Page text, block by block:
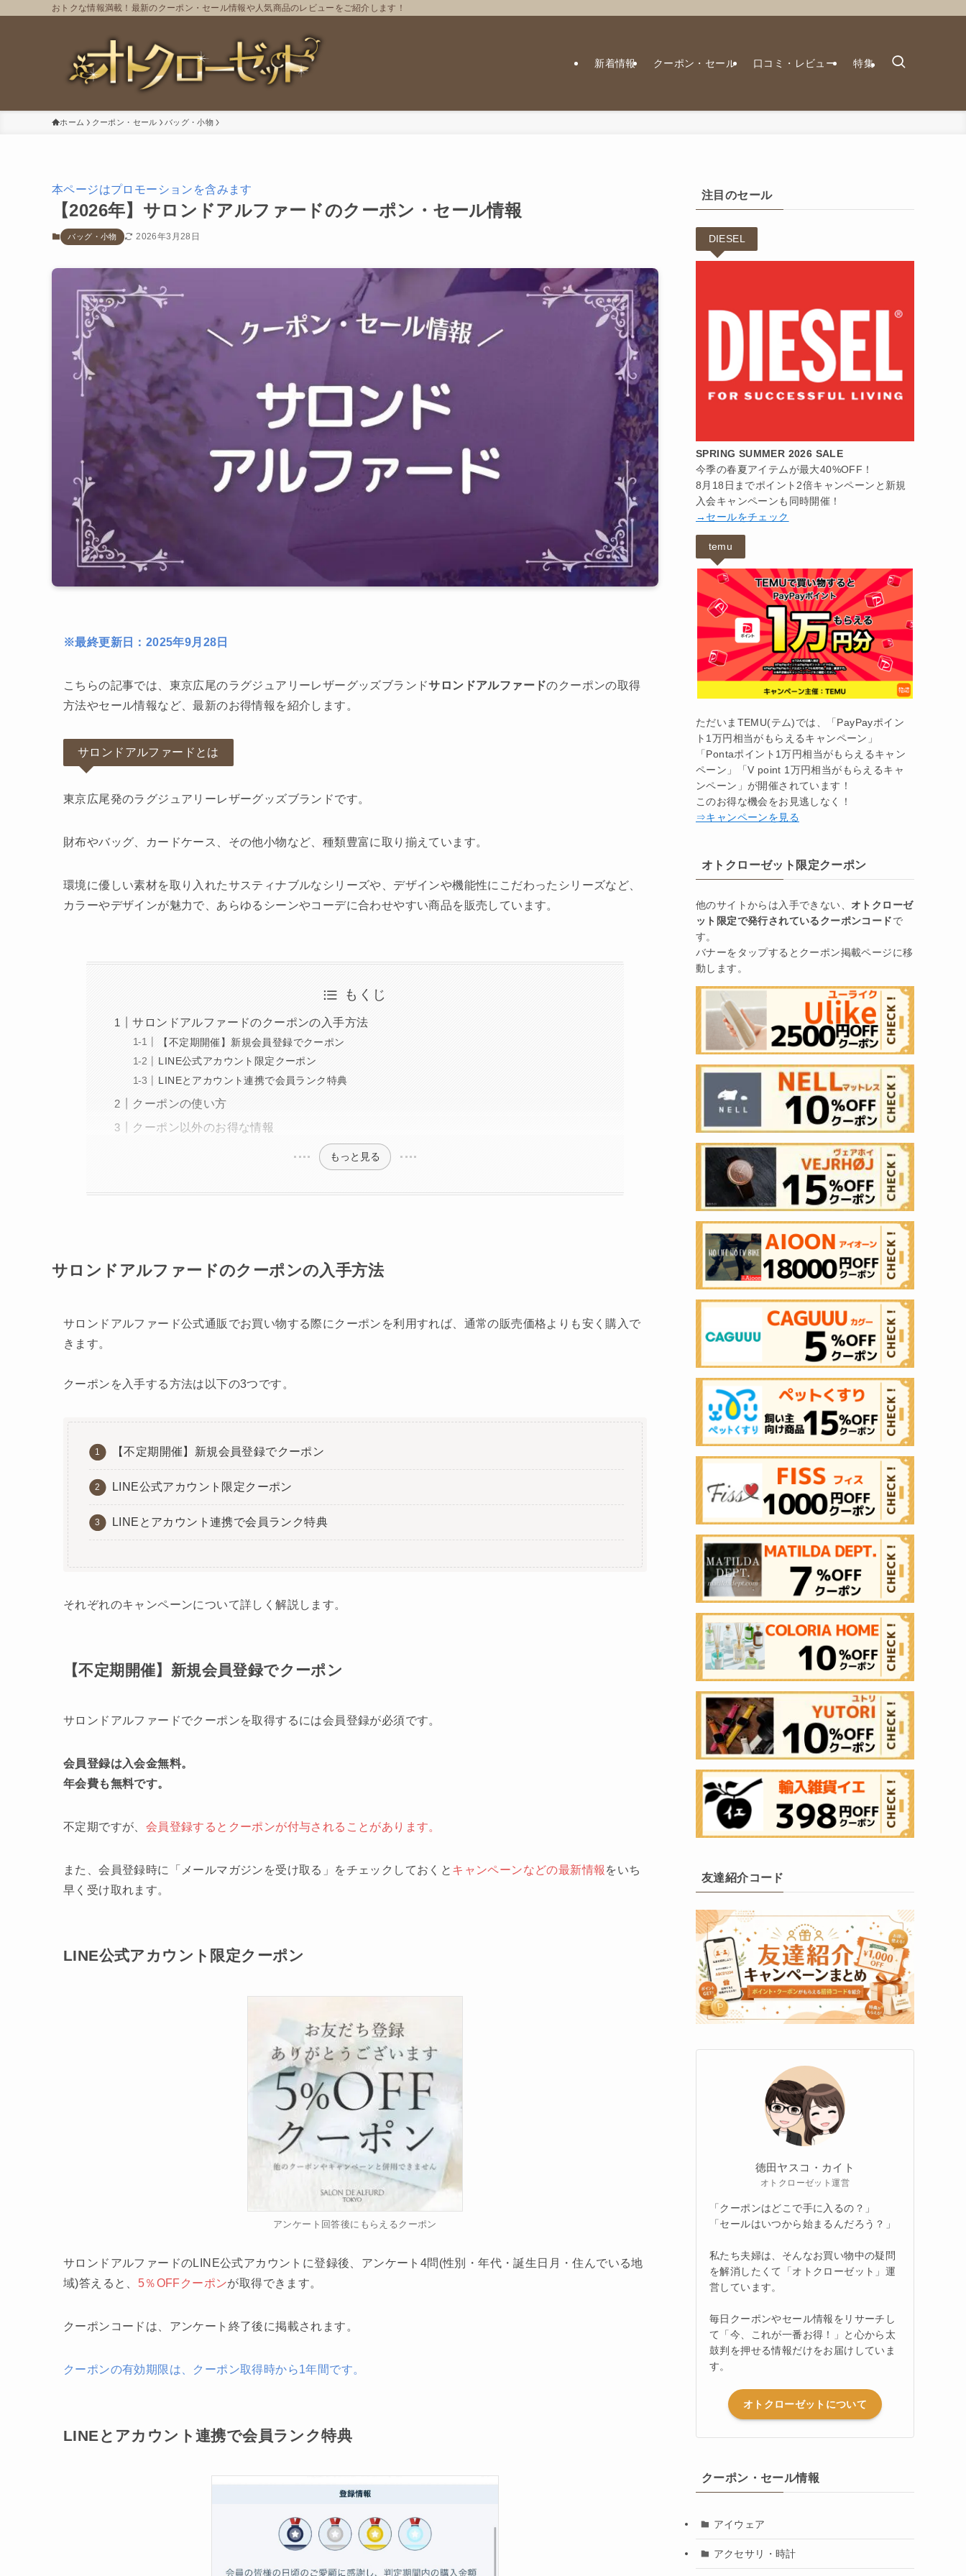
おトクな情報満載！最新のクーポン・セール情報や人気商品のレビューをご紹介します！
新着情報 クーポン・セール 口コミ・レビュー 特集
ホーム クーポン・セール バッグ・小物
本ページはプロモーションを含みます
【2026年】サロンドアルファードのクーポン・セール情報
バッグ・小物 2026年3月28日
※最終更新日：2025年9月28日
こちらの記事では、東京広尾のラグジュアリーレザーグッズブランドサロンドアルファードのクーポンの取得
方法やセール情報など、最新のお得情報を紹介します。
サロンドアルファードとは
東京広尾発のラグジュアリーレザーグッズブランドです。
財布やバッグ、カードケース、その他小物など、種類豊富に取り揃えています。
環境に優しい素材を取り入れたサスティナブルなシリーズや、デザインや機能性にこだわったシリーズなど、
カラーやデザインが魅力で、あらゆるシーンやコーデに合わせやすい商品を販売しています。
もくじ
サロンドアルファードのクーポンの入手方法
【不定期開催】新規会員登録でクーポン
LINE公式アカウント限定クーポン
LINEとアカウント連携で会員ランク特典
クーポンの使い方
クーポン以外のお得な情報
もっと見る
サロンドアルファードのクーポンの入手方法
サロンドアルファード公式通販でお買い物する際にクーポンを利用すれば、通常の販売価格よりも安く購入で
きます。
クーポンを入手する方法は以下の3つです。
【不定期開催】新規会員登録でクーポン
LINE公式アカウント限定クーポン
LINEとアカウント連携で会員ランク特典
それぞれのキャンペーンについて詳しく解説します。
【不定期開催】新規会員登録でクーポン
サロンドアルファードでクーポンを取得するには会員登録が必須です。
会員登録は入会金無料。
年会費も無料です。
不定期ですが、 会員登録するとクーポンが付与されることがあります。
また、会員登録時に「メールマガジンを受け取る」をチェックしておくと キャンペーンなどの最新情報 をいち
早く受け取れます。
LINE公式アカウント限定クーポン
アンケート回答後にもらえるクーポン
サロンドアルファードのLINE公式アカウントに登録後、アンケート4問(性別・年代・誕生日月・住んでいる地
域)答えると、 5％OFFクーポンが取得できます。
クーポンコードは、アンケート終了後に掲載されます。
クーポンの有効期限は、クーポン取得時から1年間です。
LINEとアカウント連携で会員ランク特典
注目のセール
DIESEL
SPRING SUMMER 2026 SALE
今季の春夏アイテムが最大40%OFF！
8月18日までポイント2倍キャンペーンと新規
入会キャンペーンも同時開催！
→セールをチェック
temu
ただいまTEMU(テム)では、「PayPayポイン
ト1万円相当がもらえるキャンペーン」
「Pontaポイント1万円相当がもらえるキャン
ペーン」「V point 1万円相当がもらえるキャ
ンペーン」が開催されています！
このお得な機会をお見逃しなく！
⇒キャンペーンを見る
オトクローゼット限定クーポン
他のサイトからは入手できない、 オトクローゼ
ット限定で発行されているクーポンコードで
す。
バナーをタップするとクーポン掲載ページに移
動します。
友達紹介コード
徳田ヤスコ・カイト
オトクローゼット運営
「クーポンはどこで手に入るの？」
「セールはいつから始まるんだろう？」
私たち夫婦は、そんなお買い物中の疑問
を解消したくて「オトクローゼット」運
営しています。
毎日クーポンやセール情報をリサーチし
て「今、これが一番お得！」と心から太
鼓判を押せる情報だけをお届けしていま
す。
オトクローゼットについて
クーポン・セール情報
アイウェア
アクセサリ・時計